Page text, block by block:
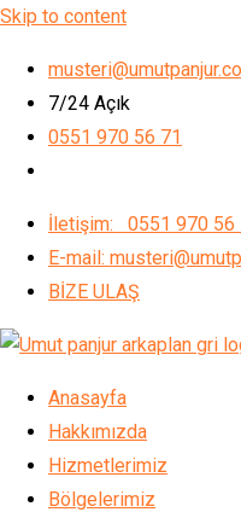
Skip to content
7/24 Açık
0551 970 56 71
İletişim: 0551 970 56
E-mail:
BİZE ULAŞ
Anasayfa
Hakkımızda
Hizmetlerimiz
Bölgelerimiz